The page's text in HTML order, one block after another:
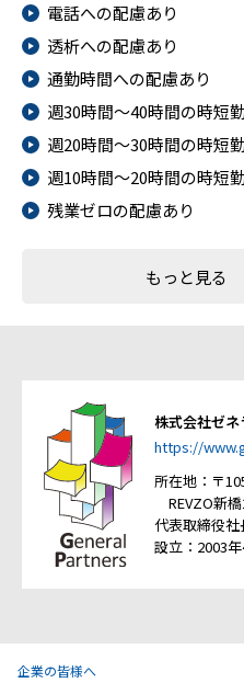
電話への配慮あり
透析への配慮あり
通勤時間への配慮あり
週30時間～40時間の時短
週20時間～30時間の時短
週10時間～20時間の時短
残業ゼロの配慮あり
もっと見る
株式会社ゼ
https://
所在地：〒
REVZO新
代表取締役
設立：2003
企業の皆様へ